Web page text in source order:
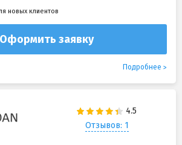
новых клиентов
Оформить заявку
Подробнее
Отзывов: 1